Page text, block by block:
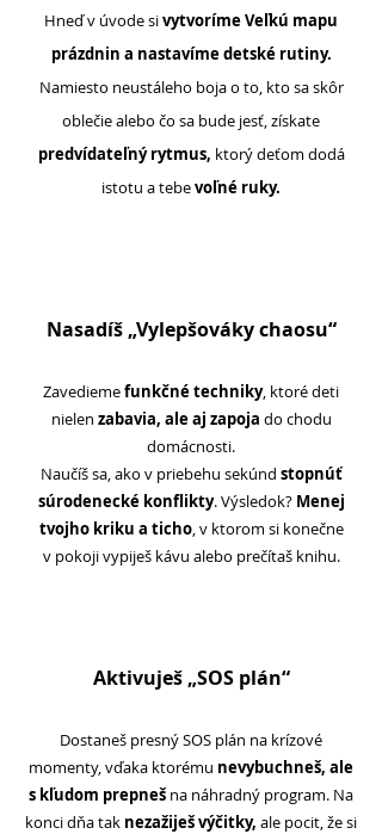
Hneď v úvode sivytvoríme Veľkú mapu
prázdnin a nastavíme detské rutiny.
Namiesto neustáleho boja o to, kto sa skôr
oblečie alebo čo sa bude jesť, získate
predvídateľný rytmus, ktorý deťom dodá
istotu a tebevoľné ruky.
Nasadíš „Vylepšováky chaosu“
Zavediemefunkčné techniky, ktoré deti
nielen zabavia, ale aj zapoja do chodu
domácnosti.
Naučíš sa, ako v priebehu sekúnd stopnúť
súrodenecké konflikty. Výsledok? Menej
tvojho kriku a ticho, v ktorom si konečne
v pokoji vypiješ kávu alebo prečítaš knihu.
Aktivuješ „SOS plán“
Dostaneš presný SOS plán na krízové
momenty, vďaka ktorému nevybuchneš, ale
s kľudom prepneš na náhradný program. Na
konci dňa tak nezažiješ výčitky, ale pocit, že si